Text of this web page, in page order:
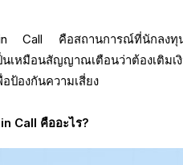
Call คือสถานการณ์ที่นักลงทุนต้
นเหมือนสัญญาณเตือนว่าต้องเติม
อป้องกันความเสี่ยง
Call คืออะไร?